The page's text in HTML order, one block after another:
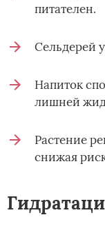
питателен.
Сельдерей
Напиток
лишней
Растение
снижая